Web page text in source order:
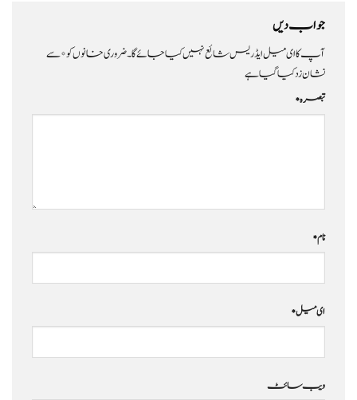
جواب دیں
آپ کا ای میل ایڈریس شائع نہیں کیا جائے گا۔ضروری خانوں کو*سے
نشان زد کیا گیا ہے
تبصرہ*
نام*
ای میل*
ویب‌ سائٹ